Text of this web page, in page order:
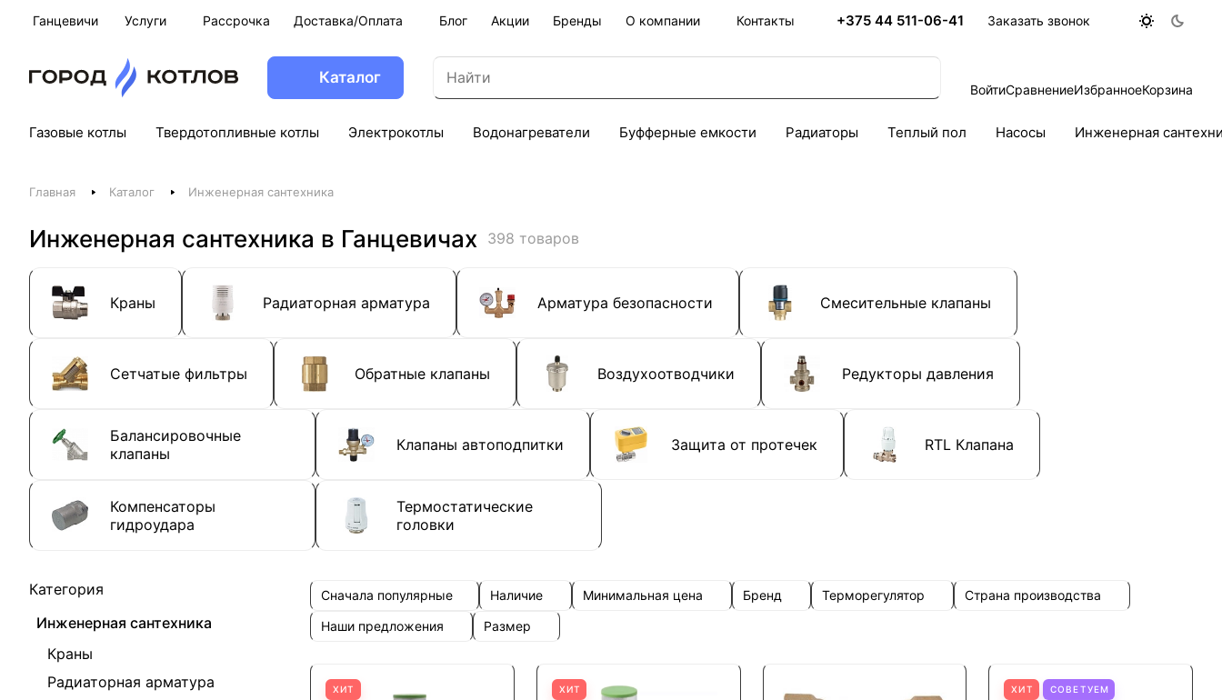
Ганцевичи Услуги Рассрочка Доставка/Оплата Блог Акции Бренды О компании Контакты +375 44 511-06-41 Заказать звонок
Каталог
ВойтиСравнениеИзбранноеКорзина
Газовые котлы Твердотопливные котлы Электрокотлы Водонагреватели Буфферные емкости Радиаторы Теплый пол Насосы Инженерная
Главная Каталог Инженерная сантехника
Инженерная сантехника в Ганцевичах 398 товаров
Краны Радиаторная арматура Арматура безопасности Смесительные клапаны
Сетчатые фильтры Обратные клапаны Воздухоотводчики Редукторы давления
Балансировочные
клапаны
Клапаны автоподпитки Защита от протечек RTL Клапана
Компенсаторы
гидроудара
Термостатические
головки
Категория
Инженерная сантехника
Краны
Радиаторная арматура
Сначала популярные Наличие Минимальная цена Бренд Терморегулятор
Страна производства
Наши предложения
Размер
ХИТ ХИТ ХИТ СОВЕТУЕМ